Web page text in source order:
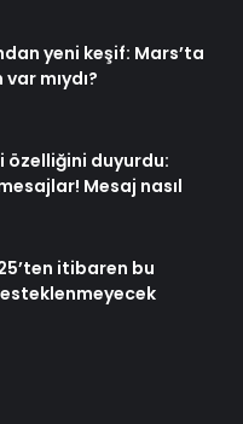
yeni keşif: Mars’ta
mıydı?
özelliğini duyurdu:
Mesaj nasıl
itibaren bu